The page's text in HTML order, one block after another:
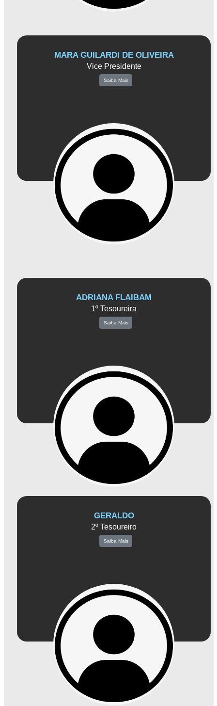
MARA GUILARDI DE OLIVEIRA
Vice Presidente
Saiba Mais
ADRIANA FLAIBAM
1º Tesoureira
Saiba Mais
importância de usar os recursos de forma eficaz, buscando maximizar os
benefícios para os associados e a comunidade empresarial de Amparo.
Adriana é encarregada de gerenciar os recursos financeiros da associação,
acompanhando as receitas e despesas, elaborando orçamentos e relatórios
financeiros. Sua capacidade de analisar dados e tomar decisões informadas
contribui para a implementação de medidas estratégicas que impulsionam o
crescimento da Associação Comercial.
GERALDO
2º Tesoureiro
Saiba Mais
por monitorar as receitas e despesas, elaborar relatórios financeiros e fornecer
informações precisas que apoiam a tomada de decisões estratégicas.
Sua habilidade em finanças é fundamental para o bom funcionamento da
associação. Geraldo assegura que os recursos sejam direcionados de forma
adequada, apoiando as atividades e projetos que beneficiam diretamente os
associados e a comunidade empresarial de Amparo.